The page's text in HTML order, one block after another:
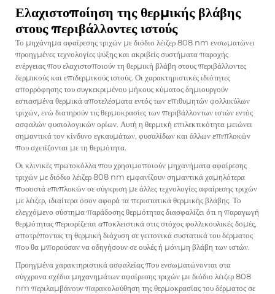
Ελαχιστοποίηση της θερμικής βλάβης
στους περιβάλλοντες ιστούς
Το μηχάνημα αφαίρεσης τριχών με διόδιο λέιζερ 808 nm ενσωματώνει
προηγμένες τεχνολογίες ψύξης και ακριβείς συστήματα παροχής
ενέργειας που ελαχιστοποιούν τη θερμική βλάβη στους περιβάλλοντες
δερμικούς και επιδερμικούς ιστούς. Οι χαρακτηριστικές ιδιότητες
απορρόφησης του συγκεκριμένου μήκους κύματος δημιουργούν
εστιασμένα θερμικά αποτελέσματα εντός των επιθυμητών φολλικύλων
τριχών, ενώ διατηρούν τις θερμοκρασίες των περιβάλλοντων ιστών εντός
ασφαλών φυσιολογικών ορίων. Αυτή η θερμική επιλεκτικότητα μειώνει
σημαντικά τον κίνδυνο εγκαυμάτων, φυσαλίδων και άλλων επιπλοκών
που σχετίζονται με τη θερμότητα.
Οι κλινικές πρωτοκόλλα που χρησιμοποιούν μηχανήματα αφαίρεσης
τριχών με διόδιο λέιζερ 808 nm εμφανίζουν σημαντικά χαμηλότερα
ποσοστά επιπλοκών σε σύγκριση με άλλες τεχνολογίες αφαίρεσης τριχών
με λέιζερ, ιδιαίτερα όσον αφορά τα περιστατικά θερμικής βλάβης. Το
ελεγχόμενο σύστημα παράδοσης θερμότητας διασφαλίζει ότι η παραγωγή
θερμότητας περιορίζεται αποκλειστικά στις στόχος φολλικουλικές δομές,
αποτρέποντας τη θερμική διάχυση σε γειτονικά συστατικά του δέρματος
που θα μπορούσαν να οδηγήσουν σε ουλές ή μόνιμη βλάβη των ιστών.
Προηγμένα χαρακτηριστικά ασφαλείας που ενσωματώνονται στα
σύγχρονα σχέδια μηχανημάτων αφαίρεσης τριχών με διόδιο λέιζερ 808
nm περιλαμβάνουν παρακολούθηση της θερμοκρασίας του δέρματος σε